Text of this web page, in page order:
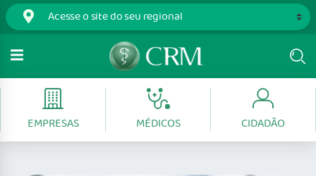
EMPRESAS MÉDICOS CIDADÃO